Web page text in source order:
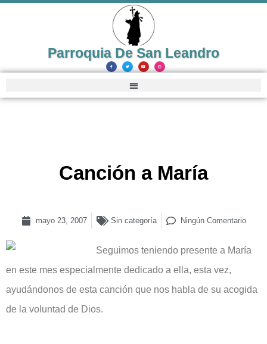
Parroquia De San Leandro
Canción a María
mayo 23, 2007 Sin categoría Ningún Comentario
Seguimos teniendo presente a María
en este mes especialmente dedicado a ella, esta vez,
ayudándonos de esta canción que nos habla de su acogida
de la voluntad de Dios.